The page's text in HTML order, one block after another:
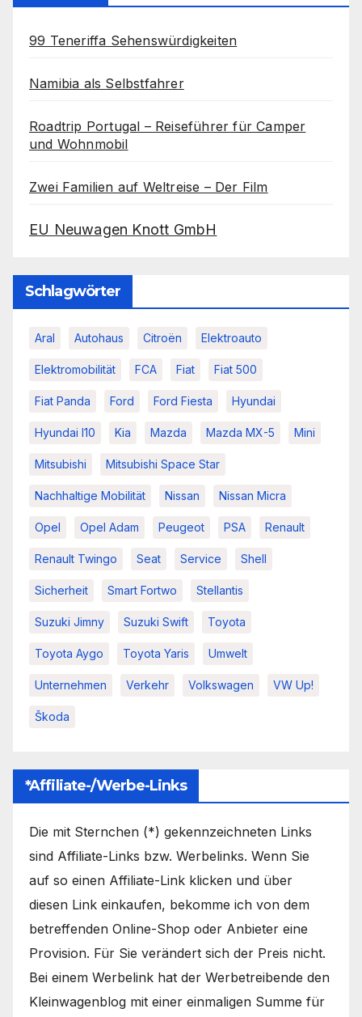
99 Teneriffa Sehenswürdigkeiten
Namibia als Selbstfahrer
Roadtrip Portugal – Reiseführer für Camper
und Wohnmobil
Zwei Familien auf Weltreise – Der Film
EU Neuwagen Knott GmbH
Schlagwörter
Aral Autohaus Citroën Elektroauto
Elektromobilität FCA Fiat Fiat 500
Fiat Panda Ford Ford Fiesta Hyundai
Hyundai I10 Kia Mazda Mazda MX-5 Mini
Mitsubishi Mitsubishi Space Star
Nachhaltige Mobilität Nissan Nissan Micra
Opel Opel Adam Peugeot PSA Renault
Renault Twingo Seat Service Shell
Sicherheit Smart Fortwo Stellantis
Suzuki Jimny Suzuki Swift Toyota
Toyota Aygo Toyota Yaris Umwelt
Unternehmen Verkehr Volkswagen VW Up!
Škoda
*Affiliate-/Werbe-Links
Die mit Sternchen (*) gekennzeichneten Links
sind Affiliate-Links bzw. Werbelinks. Wenn Sie
auf so einen Affiliate-Link klicken und über
diesen Link einkaufen, bekomme ich von dem
betreffenden Online-Shop oder Anbieter eine
Provision. Für Sie verändert sich der Preis nicht.
Bei einem Werbelink hat der Werbetreibende den
Kleinwagenblog mit einer einmaligen Summe für